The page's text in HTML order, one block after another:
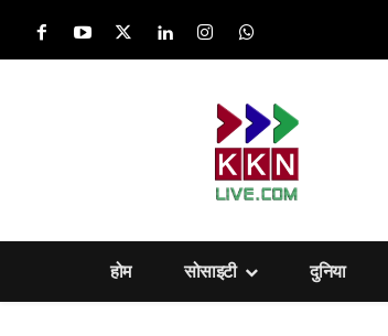
होम सोसाइटी दुनिया